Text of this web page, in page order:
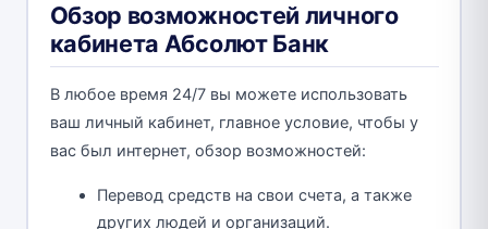
Обзор возможностей личного
кабинета Абсолют Банк
В любое время 24/7 вы можете использовать
ваш личный кабинет, главное условие, чтобы у
вас был интернет, обзор возможностей:
Перевод средств на свои счета, а также
других людей и организаций.